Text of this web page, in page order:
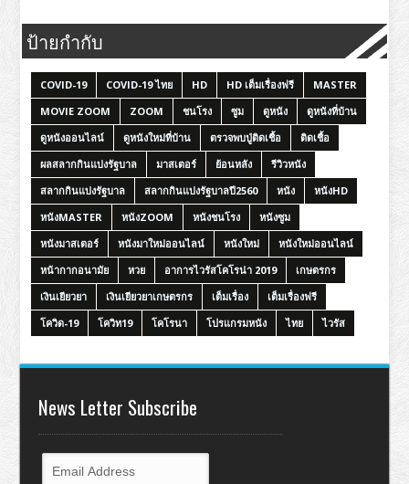
ป้ายกำกับ
COVID-19 COVID-19 ไทย HD HD เต็มเรื่องฟรี
MASTER
MOVIE ZOOM
ZOOM ชนโรง ซูม ดูหนัง
ดูหนังที่บ้าน
ดูหนังออนไลน์
ดูหนังใหม่ที่บ้าน ตรวจพบปู่ติดเชื้อ
ติดเชื้อ
ผลสลากกินแบ่งรัฐบาล
มาสเตอร์ ย้อนหลัง
รีวิวหนัง
สลากกินแบ่งรัฐบาล
สลากกินแบ่งรัฐบาลปี2560 หนัง
หนังHD
หนังMASTER
หนังZOOM หนังชนโรง
หนังซูม
หนังมาสเตอร์
หนังมาใหม่ออนไลน์ หนังใหม่
หนังใหม่ออนไลน์
หน้ากากอนามัย
หวย อาการไวรัสโคโรน่า 2019
เกษตรกร
เงินเยียวยา
เงินเยียวยาเกษตรกร เต็มเรื่อง
เต็มเรื่องฟรี
โควิด-19
โควิท19 โคโรนา โปรแกรมหนัง ไทย ไวรัส
News Letter Subscribe